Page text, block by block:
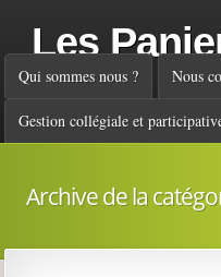
Les
Menu principal
Qui sommes nous ? Nous
Gestion collégiale et
Archive de la